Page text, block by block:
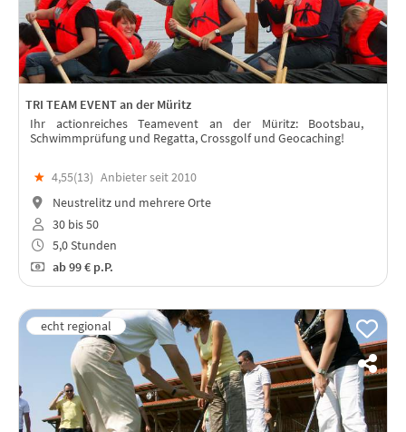
TRI TEAM EVENT an der Müritz
Ihr actionreiches Teamevent an der Müritz: Bootsbau,
Schwimmprüfung und Regatta, Crossgolf und Geocaching!
★ 4,55(13) Anbieter seit 2010
Neustrelitz und mehrere Orte
30 bis 50
5,0 Stunden
ab99 € p.P.